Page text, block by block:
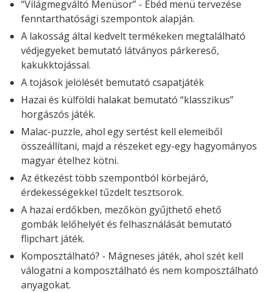
“Világmegváltó Menüsor” - Ebéd menü tervezése
fenntarthatósági szempontok alapján.
A lakosság által kedvelt termékeken megtalálható
védjegyeket bemutató látványos párkereső,
kakukktojással.
A tojások jelölését bemutató csapatjáték
Hazai és külföldi halakat bemutató “klasszikus”
horgászós játék.
Malac-puzzle, ahol egy sertést kell elemeiből
összeállítani, majd a részeket egy-egy hagyományos
magyar ételhez kötni.
Az étkezést több szempontból körbejáró,
érdekességekkel tűzdelt tesztsorok.
A hazai erdőkben, mezőkön gyűjthető ehető
gombák lelőhelyét és felhasználását bemutató
flipchart játék.
Komposztálható? - Mágneses játék, ahol szét kell
válogatni a komposztálható és nem komposztálható
anyagokat.